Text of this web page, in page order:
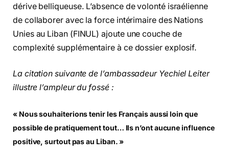
dérive belliqueuse. L’absence de volonté israélienne
de collaborer avec la force intérimaire des Nations
Unies au Liban (FINUL) ajoute une couche de
complexité supplémentaire à ce dossier explosif.
La citation suivante de l’ambassadeur Yechiel Leiter
illustre l’ampleur du fossé :
« Nous souhaiterions tenir les Français aussi loin que
possible de pratiquement tout… Ils n’ont aucune influence
positive, surtout pas au Liban. »